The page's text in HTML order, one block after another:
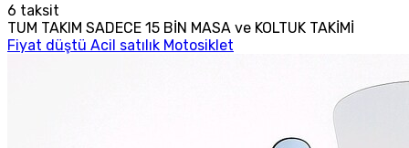
6 taksit
TUM TAKIM SADECE 15 BİN MASA ve KOLTUK TAKİMİ
Fiyat düştü Acil satılık Motosiklet